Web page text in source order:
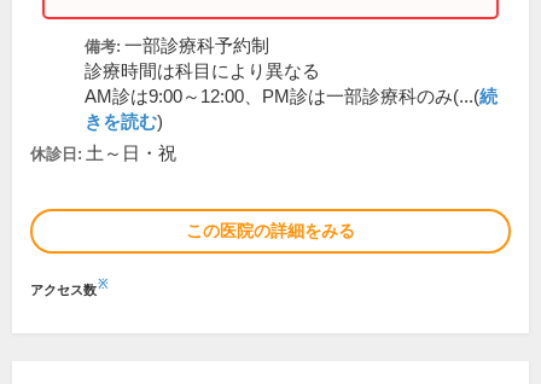
備考: 一部診療科予約制
診療時間は科目により異なる
AM診は9:00～12:00、PM診は一部診療科のみ(...(続
きを読む)
休診日: 土～日・祝
この医院の詳細をみる
アクセス数※